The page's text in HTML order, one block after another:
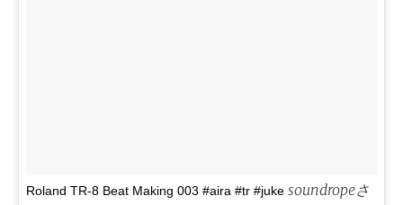
Roland TR-8 Beat Making 003 #aira #tr #juke soundropeさ